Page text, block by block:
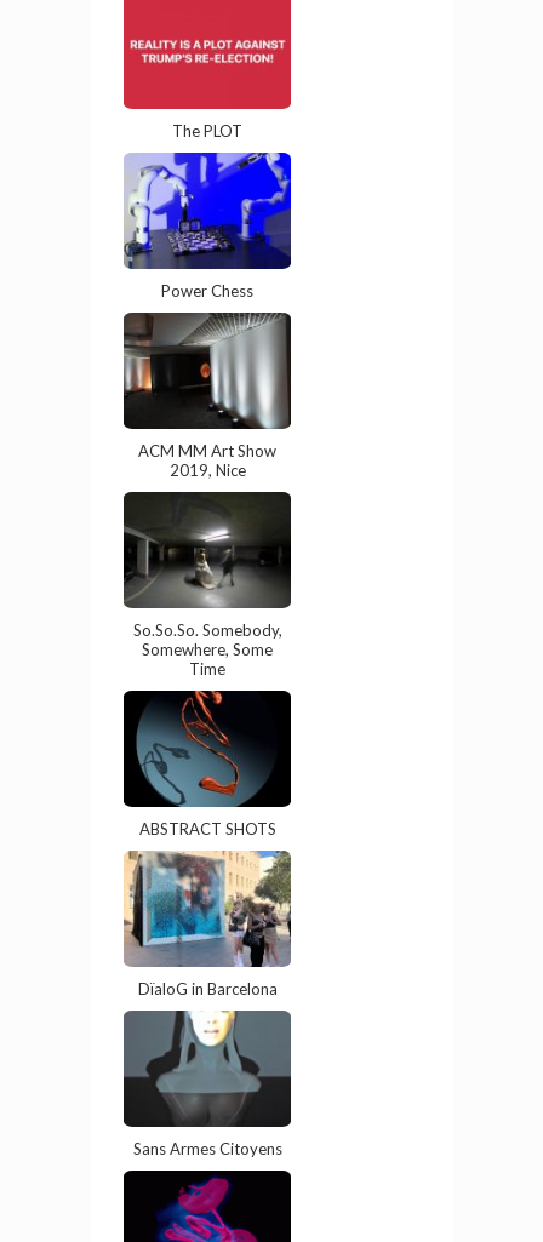
The PLOT
Power Chess
ACM MM Art Show
2019, Nice
So.So.So. Somebody,
Somewhere, Some
Time
ABSTRACT SHOTS
DïaloG in Barcelona
Sans Armes Citoyens